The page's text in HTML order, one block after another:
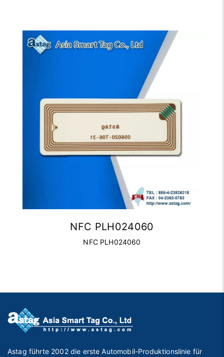
NFC PLH024060
NFC PLH024060
Astag führte 2002 die erste Automobil-Produktionslinie für